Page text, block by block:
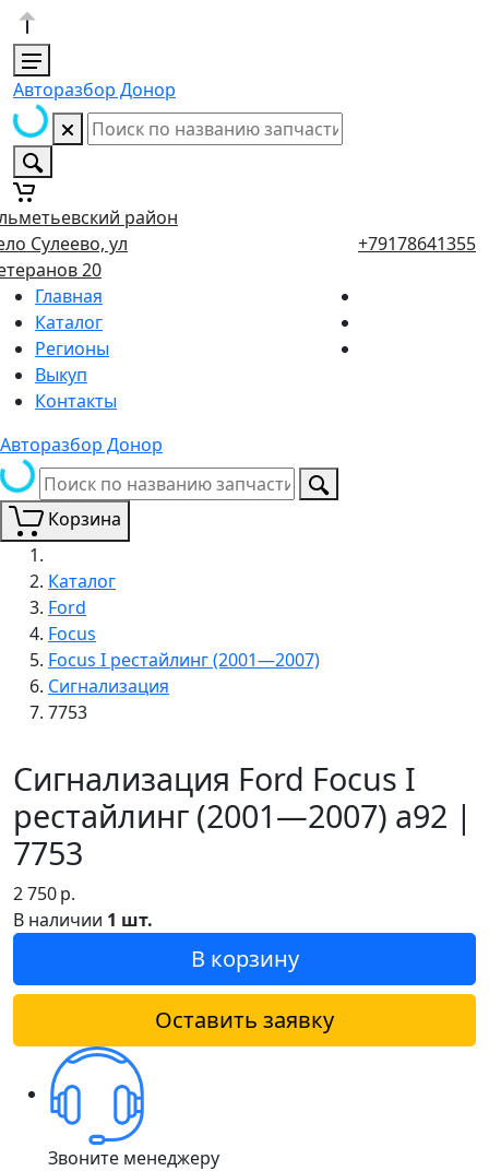
Авторазбор Донор
район
Сулеево, ул
20
+79178641355
Главная
Каталог
Регионы
Выкуп
Контакты
Авторазбор Донор
Корзина
Каталог
Ford
Focus
Focus I рестайлинг (2001—2007)
Сигнализация
7753
Сигнализация Ford Focus I
рестайлинг (2001—2007) a92 |
7753
2 750р.
В наличии 1 шт.
В корзину
Оставить заявку
Звоните менеджеру